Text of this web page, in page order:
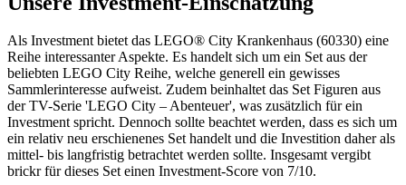
Als Investment bietet das LEGO® City Krankenhaus (60330) eine
Reihe interessanter Aspekte. Es handelt sich um ein Set aus der
beliebten LEGO City Reihe, welche generell ein gewisses
Sammlerinteresse aufweist. Zudem beinhaltet das Set Figuren aus
der TV-Serie 'LEGO City – Abenteuer', was zusätzlich für ein
Investment spricht. Dennoch sollte beachtet werden, dass es sich um
ein relativ neu erschienenes Set handelt und die Investition daher als
mittel- bis langfristig betrachtet werden sollte. Insgesamt vergibt
brickr für dieses Set einen Investment-Score von 7/10.